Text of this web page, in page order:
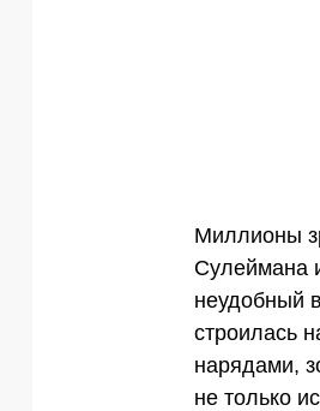
Миллионы
Сулеймана
неудобный
строилась
нарядами,
не только